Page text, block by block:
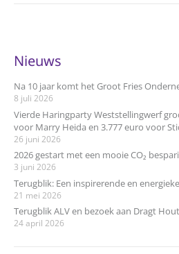
Nieuws
Na 10 jaar komt het Groot Fries
8 juli 2026
Vierde Haringparty Weststellingwerf
voor Marry Heida en 3.777 euro voor
26 juni 2026
2026 gestart met een mooie CO₂
3 juni 2026
Terugblik: Een inspirerende en energieke
21 mei 2026
Terugblik ALV en bezoek aan Dragt
24 april 2026